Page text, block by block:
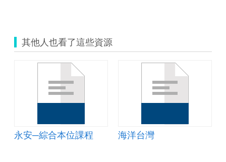
其他人也看了這些資源
永安─綜合本位課程 海洋台灣